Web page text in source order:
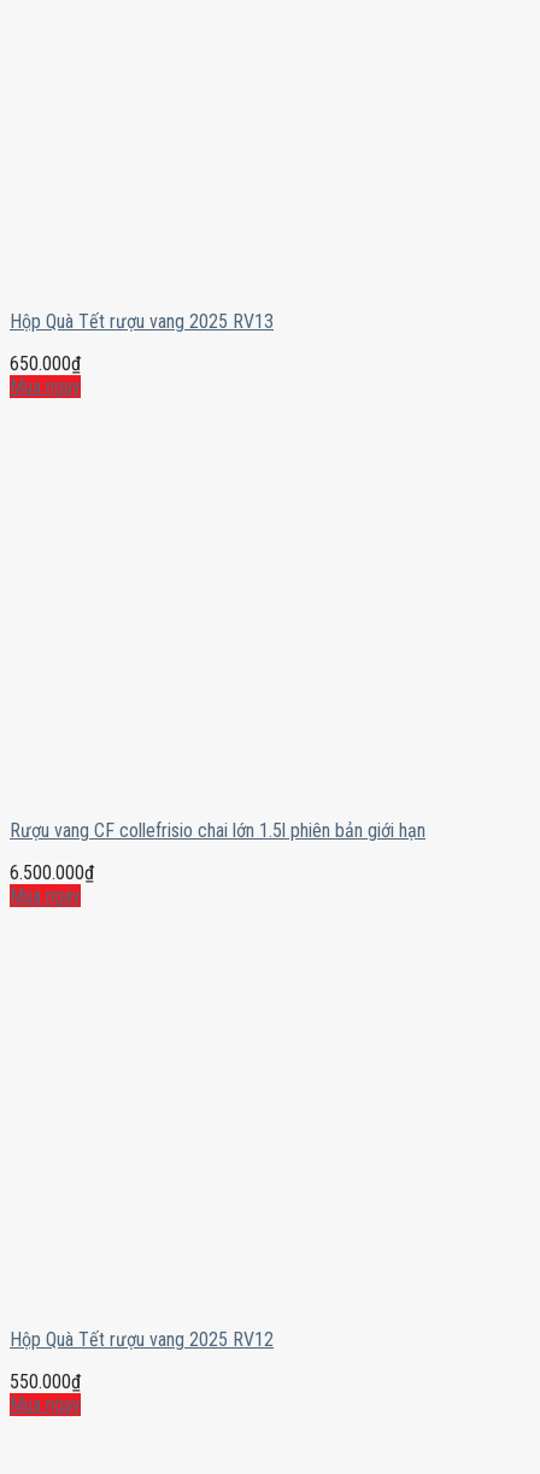
Hộp Quà Tết rượu vang 2025 RV13
650.000₫
Mua ngay
Rượu vang CF collefrisio chai lớn 1.5l phiên bản giới hạn
6.500.000₫
Mua ngay
Hộp Quà Tết rượu vang 2025 RV12
550.000₫
Mua ngay